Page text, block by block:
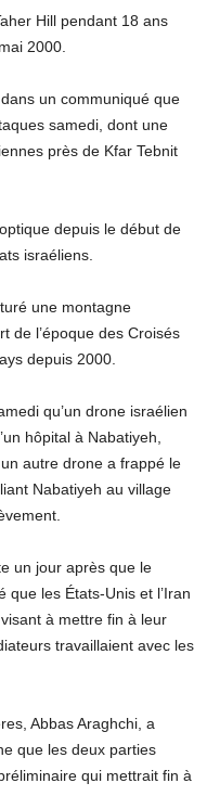
Hill pendant 18 ans
2000.
un communiqué que
samedi, dont une
près de Kfar Tebnit
depuis le début de
israéliens.
une montagne
de l’époque des Croisés
depuis 2000.
qu’un drone israélien
hôpital à Nabatiyeh,
autre drone a frappé le
Nabatiyeh au village
un jour après que le
que les États-Unis et l’Iran
à mettre fin à leur
travaillaient avec les
Abbas Araghchi, a
que les deux parties
qui mettrait fin à